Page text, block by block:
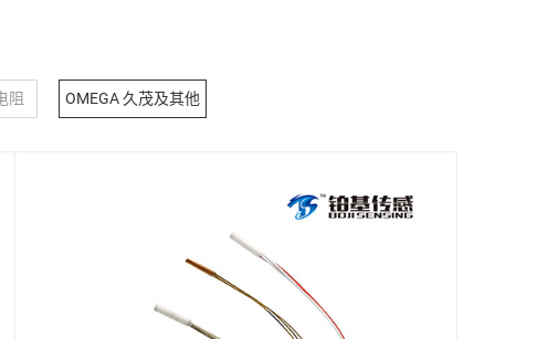
阻 OMEGA 久茂及其他